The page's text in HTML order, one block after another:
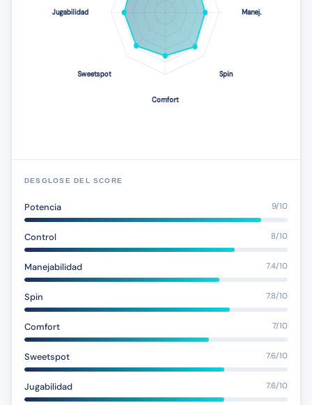
DESGLOSE DEL SCORE
Potencia 9/10
Control 8/10
Manejabilidad 7.4/10
Spin 7.8/10
Comfort 7/10
Sweetspot 7.6/10
Jugabilidad 7.6/10